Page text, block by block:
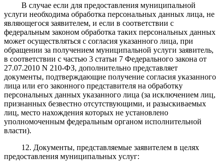
В случае если для предоставления муниципальной
услуги необходима обработка персональных данных лица, не
являющегося заявителем, и если в соответствии с
федеральным законом обработка таких персональных данных
может осуществляться с согласия указанного лица, при
обращении за получением муниципальной услуги заявитель,
в соответствии с частью 3 статьи 7 Федерального закона от
27.07.2010 N 210-ФЗ, дополнительно представляет
документы, подтверждающие получение согласия указанного
лица или его законного представителя на обработку
персональных данных указанного лица (за исключением лиц,
признанных безвестно отсутствующими, и разыскиваемых
лиц, место нахождения которых не установлено
уполномоченным федеральным органом исполнительной
власти).
12. Документы, представляемые заявителем в целях
предоставления муниципальных услуг: